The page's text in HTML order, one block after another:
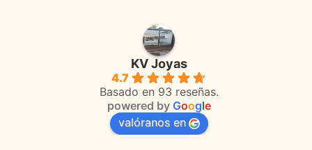
KV Joyas
4.7
Basado en 93 reseñas.
powered by Google
valóranos en